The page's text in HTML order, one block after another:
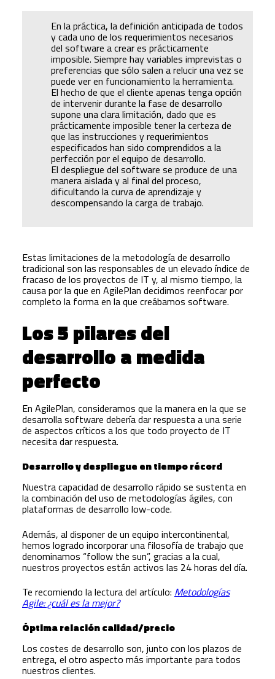
En la práctica, la definición anticipada de todos
y cada uno de los requerimientos necesarios
del software a crear es prácticamente
imposible. Siempre hay variables imprevistas o
preferencias que sólo salen a relucir una vez se
puede ver en funcionamiento la herramienta.
El hecho de que el cliente apenas tenga opción
de intervenir durante la fase de desarrollo
supone una clara limitación, dado que es
prácticamente imposible tener la certeza de
que las instrucciones y requerimientos
especificados han sido comprendidos a la
perfección por el equipo de desarrollo.
El despliegue del software se produce de una
manera aislada y al final del proceso,
dificultando la curva de aprendizaje y
descompensando la carga de trabajo.
Estas limitaciones de la metodología de desarrollo
tradicional son las responsables de un elevado índice de
fracaso de los proyectos de IT y, al mismo tiempo, la
causa por la que en AgilePlan decidimos reenfocar por
completo la forma en la que creábamos software.
Los 5 pilares del
desarrollo a medida
perfecto
En AgilePlan, consideramos que la manera en la que se
desarrolla software debería dar respuesta a una serie
de aspectos críticos a los que todo proyecto de IT
necesita dar respuesta.
Desarrollo y despliegue en tiempo récord
Nuestra capacidad de desarrollo rápido se sustenta en
la combinación del uso de metodologías ágiles, con
plataformas de desarrollo low-code.
Además, al disponer de un equipo intercontinental,
hemos logrado incorporar una filosofía de trabajo que
denominamos “follow the sun”, gracias a la cual,
nuestros proyectos están activos las 24 horas del día.
Te recomiendo la lectura del artículo: Metodologías
Agile: ¿cuál es la mejor?
Óptima relación calidad/precio
Los costes de desarrollo son, junto con los plazos de
entrega, el otro aspecto más importante para todos
nuestros clientes.